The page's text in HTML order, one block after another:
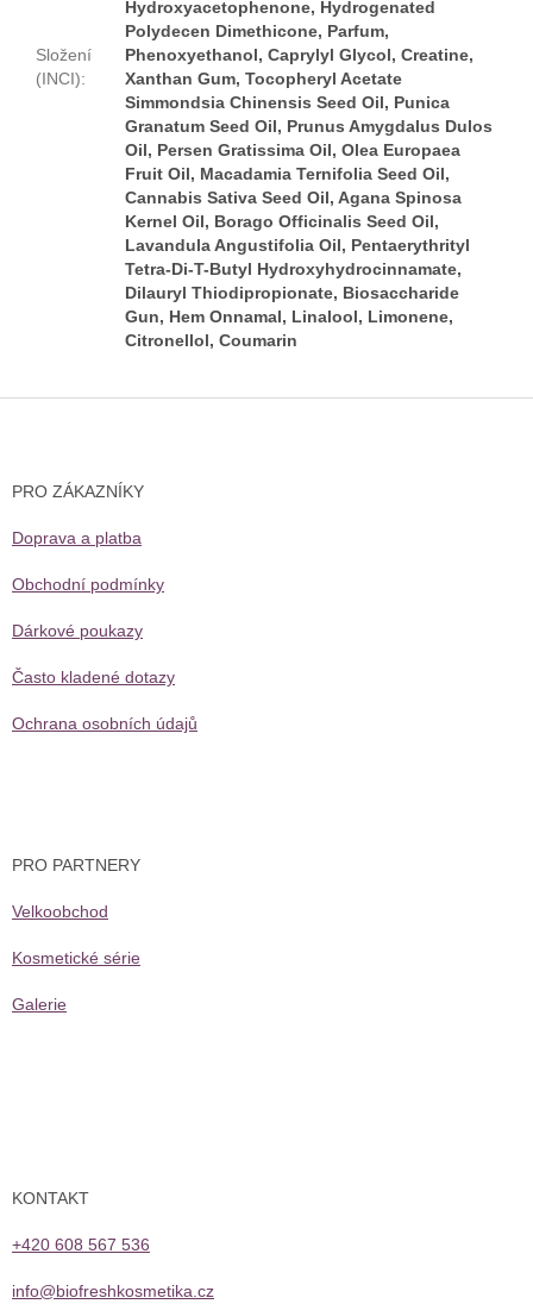
Složení
(INCI):
Hydroxyacetophenone, Hydrogenated
Polydecen Dimethicone, Parfum,
Phenoxyethanol, Caprylyl Glycol, Creatine,
Xanthan Gum, Tocopheryl Acetate
Simmondsia Chinensis Seed Oil, Punica
Granatum Seed Oil, Prunus Amygdalus Dulos
Oil, Persen Gratissima Oil, Olea Europaea
Fruit Oil, Macadamia Ternifolia Seed Oil,
Cannabis Sativa Seed Oil, Agana Spinosa
Kernel Oil, Borago Officinalis Seed Oil,
Lavandula Angustifolia Oil, Pentaerythrityl
Tetra-Di-T-Butyl Hydroxyhydrocinnamate,
Dilauryl Thiodipropionate, Biosaccharide
Gun, Hem Onnamal, Linalool, Limonene,
Citronellol, Coumarin
Z
PRO ZÁKAZNÍKY
Doprava a platba
Obchodní podmínky
Dárkové poukazy
Často kladené dotazy
Ochrana osobních údajů
PRO PARTNERY
Velkoobchod
Kosmetické série
Galerie
KONTAKT
+420 608 567 536
info@biofreshkosmetika.cz